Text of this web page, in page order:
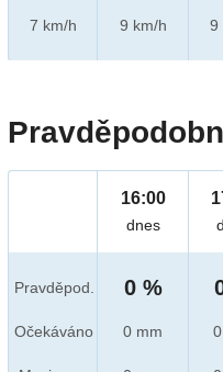
7 km/h
9 km/h
9
Pravděpod.
Očekáváno
16:00
dnes
0 %
0 mm